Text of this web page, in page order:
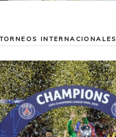
TORNEOS INTERNACIONALES